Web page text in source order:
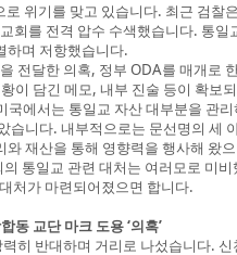
위기를 맞고 있습니다. 최근 검찰
회를 전격 압수 수색했습니다. 통일
하며 저항했습니다.
전달한 의혹, 정부 ODA를 매개로
이 담긴 메모, 내부 진술 등이 확보
에서는 통일교 자산 대부분을 관
습니다. 내부적으로는 문선명의 세
재산을 통해 영향력을 행사해 왔
통일교 관련 대처는 여러모로 미
처가 마련되어졌으면 합니다.
동 교단 마크 도용 ‘의혹’
히 반대하며 거리로 나섰습니다.